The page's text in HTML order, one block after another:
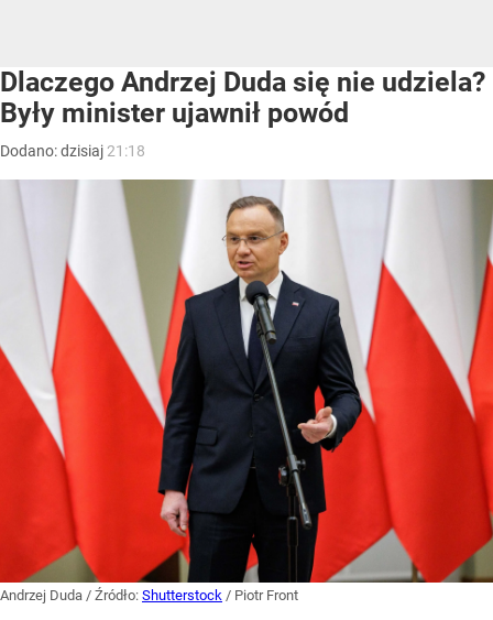
Dlaczego Andrzej Duda się nie udziela?
Były minister ujawnił powód
Dodano:dzisiaj 21:18
Andrzej Duda / Źródło: Shutterstock / Piotr Front